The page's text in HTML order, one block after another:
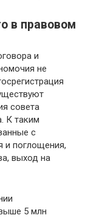
в правовом
и
не
совета
К таким
с
и поглощения,
выход на
5 млн